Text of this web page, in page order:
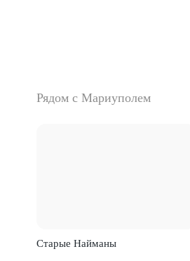
Рядом с Мариуполем
Старые Найманы